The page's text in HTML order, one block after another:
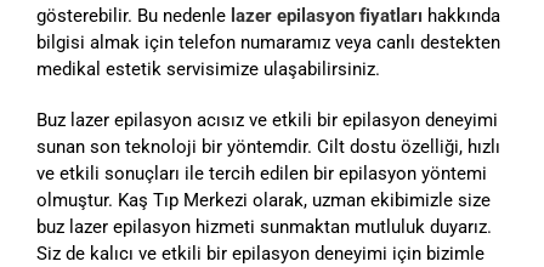
gösterebilir. Bu nedenle lazer epilasyon fiyatları hakkında
bilgisi almak için telefon numaramız veya canlı destekten
medikal estetik servisimize ulaşabilirsiniz.
Buz lazer epilasyon acısız ve etkili bir epilasyon deneyimi
sunan son teknoloji bir yöntemdir. Cilt dostu özelliği, hızlı
ve etkili sonuçları ile tercih edilen bir epilasyon yöntemi
olmuştur. Kaş Tıp Merkezi olarak, uzman ekibimizle size
buz lazer epilasyon hizmeti sunmaktan mutluluk duyarız.
Siz de kalıcı ve etkili bir epilasyon deneyimi için bizimle